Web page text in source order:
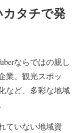
タチで発
ならではの親し
業、観光スポッ
など、多彩な地域
ていない地域資